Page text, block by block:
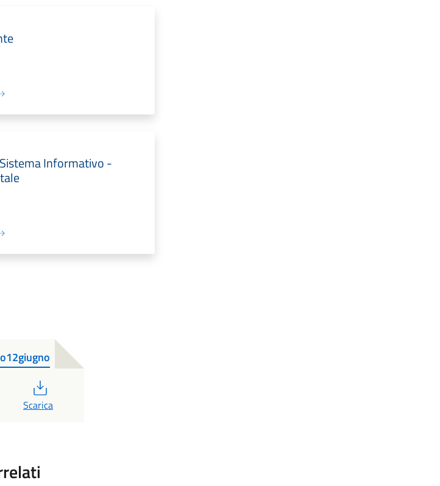
Informativo -
Scarica